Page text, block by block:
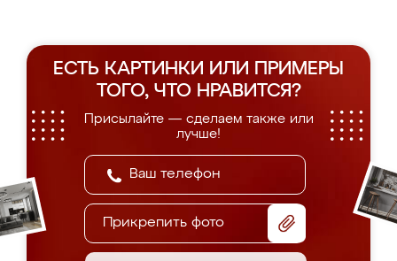
ЕСТЬ КАРТИНКИ ИЛИ ПРИМЕРЫ
ТОГО, ЧТО НРАВИТСЯ?
Присылайте — сделаем также или
лучше!
Прикрепить фото